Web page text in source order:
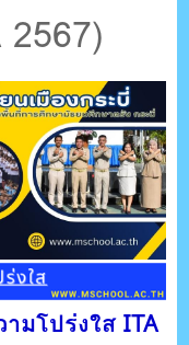
โดยคนไทย
มโปร่งใส ITA